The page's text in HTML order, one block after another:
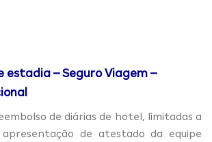
estadia – Seguro Viagem –
de diárias de hotel, limitadas a
de atestado da equipe